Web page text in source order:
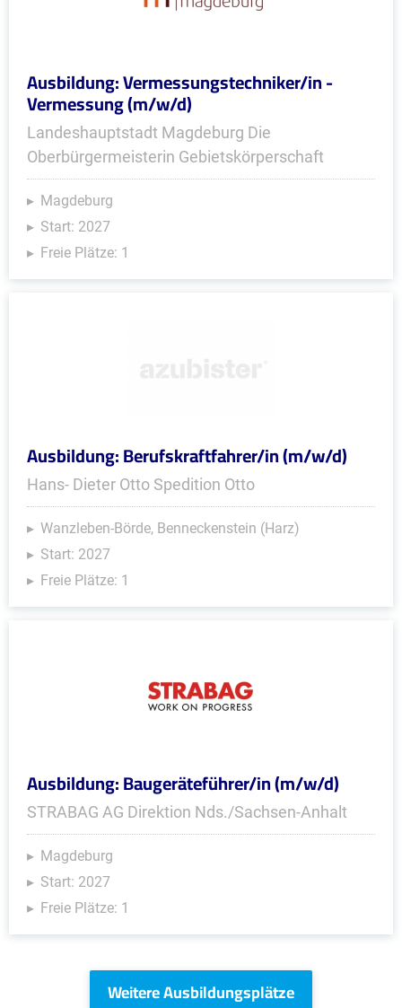
Ausbildung: Vermessungstechniker/in -
Vermessung (m/w/d)
Landeshauptstadt Magdeburg Die
Oberbürgermeisterin Gebietskörperschaft
Magdeburg
Start: 2027
Freie Plätze: 1
Ausbildung: Berufskraftfahrer/in (m/w/d)
Hans- Dieter Otto Spedition Otto
Wanzleben-Börde, Benneckenstein (Harz)
Start: 2027
Freie Plätze: 1
Ausbildung: Baugeräteführer/in (m/w/d)
STRABAG AG Direktion Nds./Sachsen-Anhalt
Magdeburg
Start: 2027
Freie Plätze: 1
Weitere Ausbildungsplätze